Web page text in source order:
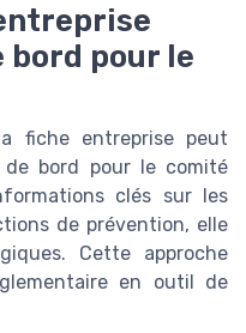
bord pour le
fiche entreprise peut
bord pour le comité
clés sur les
de prévention, elle
Cette approche
en outil de